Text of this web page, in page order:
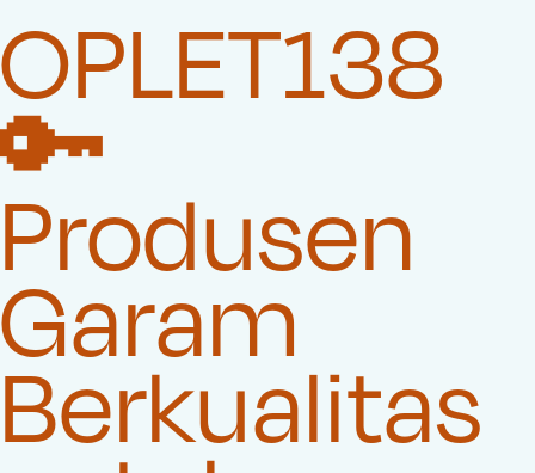
OPLET138
🔑
Produsen
Garam
Berkualitas